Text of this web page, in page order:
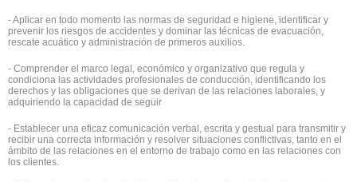
- Aplicar en todo momento las normas de seguridad e higiene, identificar y
prevenir los riesgos de accidentes y dominar las técnicas de evacuación,
rescate acuático y administración de primeros auxilios.
- Comprender el marco legal, económico y organizativo que regula y
condiciona las actividades profesionales de conducción, identificando los
derechos y las obligaciones que se derivan de las relaciones laborales, y
adquiriendo la capacidad de seguir
- Establecer una eficaz comunicación verbal, escrita y gestual para transmitir y
recibir una correcta información y resolver situaciones conflictivas, tanto en el
ámbito de las relaciones en el entorno de trabajo como en las relaciones con
los clientes.